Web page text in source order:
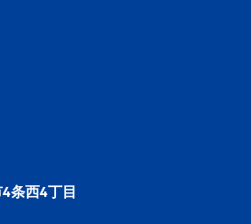
条西4丁目